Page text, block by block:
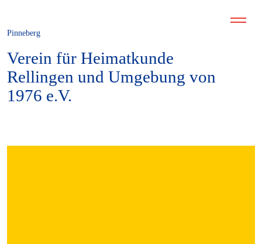
Pinneberg
Verein für Heimatkunde
Rellingen und Umgebung von
1976 e.V.